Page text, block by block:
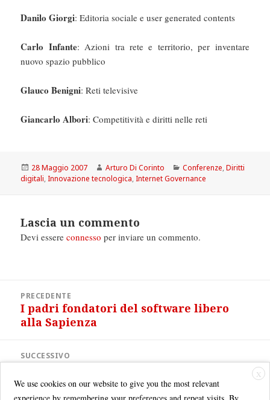
Danilo Giorgi: Editoria sociale e user generated contents
Carlo Infante: Azioni tra rete e territorio, per inventare
nuovo spazio pubblico
Glauco Benigni: Reti televisive
Giancarlo Albori: Competitività e diritti nelle reti
Scritto
il
28 Maggio 2007 Autore
Arturo Di Corinto Categorie
Conferenze,Diritti
digitali,Innovazione tecnologica,Internet Governance
Lascia un commento
Devi essereconnesso per inviare un commento.
articoliPRECEDENTE
Articolo
precedente:
I padri fondatori del software libero
alla Sapienza
SUCCESSIVO
successivo:
X
We use cookies on our website to give you the most relevant